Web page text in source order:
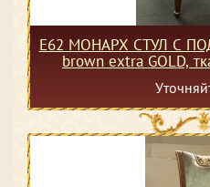
Е62 МОНАРХ СТУЛ С
brown extra GOLD,